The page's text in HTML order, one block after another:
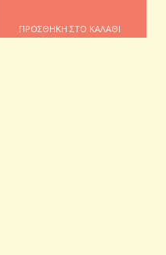
ΠΡΟΣΘΉΚΗ ΣΤΟ ΚΑΛΆΘΙ